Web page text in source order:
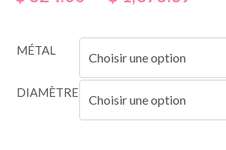
MÉTAL
DIAMÈTRE